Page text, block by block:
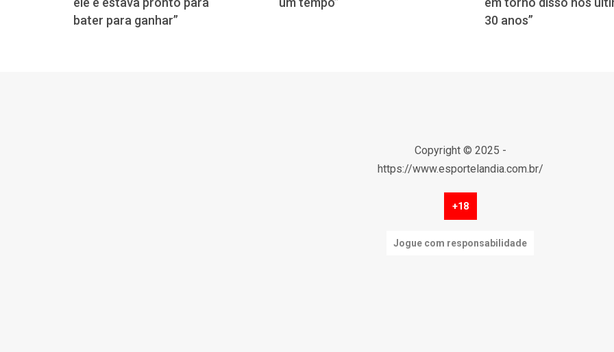
bater para ganhar”
30 anos”
Copyright © 2025 -
https://www.esportelandia.com.br/
+18
Jogue com responsabilidade